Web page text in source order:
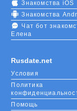
Rusdate.net
Условия
Политика
Помощь
Знакомства iOS
Знакомства
Чат бот
Елена